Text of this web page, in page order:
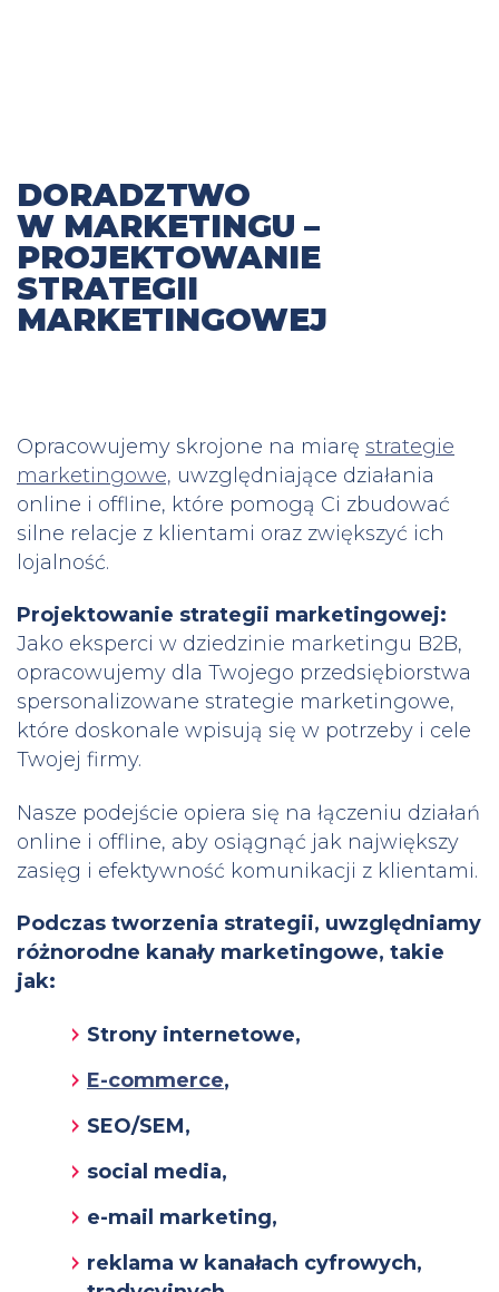
DORADZTWO
W MARKETINGU –
PROJEKTOWANIE
STRATEGII
MARKETINGOWEJ
Opracowujemy skrojone na miarę strategie
marketingowe, uwzględniające działania
online i offline, które pomogą Ci zbudować
silne relacje z klientami oraz zwiększyć ich
lojalność.
Projektowanie strategii marketingowej:
Jako eksperci w dziedzinie marketingu B2B,
opracowujemy dla Twojego przedsiębiorstwa
spersonalizowane strategie marketingowe,
które doskonale wpisują się w potrzeby i cele
Twojej firmy.
Nasze podejście opiera się na łączeniu działań
online i offline, aby osiągnąć jak największy
zasięg i efektywność komunikacji z klientami.
Podczas tworzenia strategii, uwzględniamy
różnorodne kanały marketingowe, takie
jak:
Strony internetowe,
E-commerce,
SEO/SEM,
social media,
e-mail marketing,
reklama w kanałach cyfrowych,